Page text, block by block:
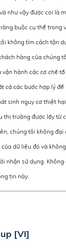
như vậy được coi là
buộc cụ thể trong
không tìm cách tận
hàng của chúng
hành các cơ chế
cả các bước hợp lý
sinh nguy cơ thiệt
thị trường được lấy từ
chúng tôi không đại
dữ liệu đó và
nhận sử dụng.
tin này.
[VI]